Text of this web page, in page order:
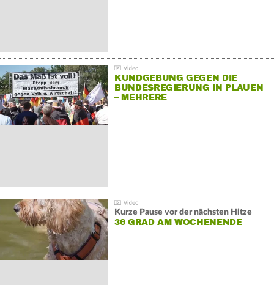
KUNDGEBUNG GEGEN DIE
BUNDESREGIERUNG IN PLAUEN
– MEHRERE
Kurze Pause vor der nächsten Hitze
36 GRAD AM WOCHENENDE